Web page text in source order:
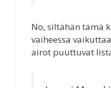
No, siltähän tämä
vaiheessa
airot puuttuvat